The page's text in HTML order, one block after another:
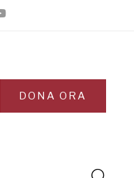
DONA ORA